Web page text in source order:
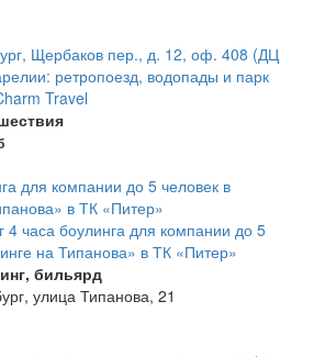
ретропоезд, водопады и парк
Travel
4 часа боулинга для компании до 5
на Типанова» в ТК «Питер»
бильярд
улица Типанова, 21